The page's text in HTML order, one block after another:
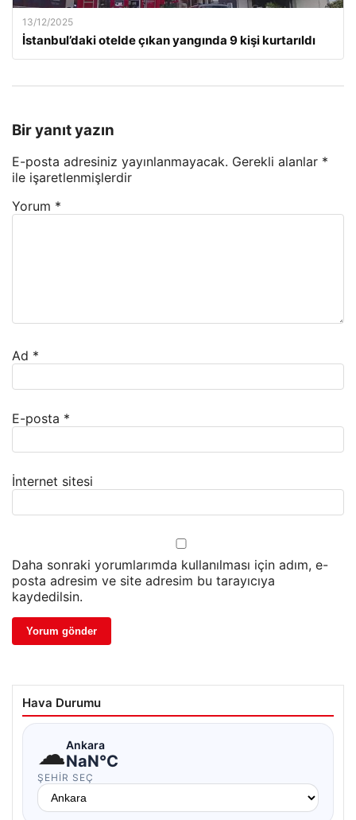
13/12/2025
İstanbul’daki otelde çıkan yangında 9 kişi kurtarıldı
Bir yanıt yazın
E-posta adresiniz yayınlanmayacak. Gerekli alanlar *
ile işaretlenmişlerdir
Yorum *
Ad *
E-posta *
İnternet sitesi
Daha sonraki yorumlarımda kullanılması için adım, e-
posta adresim ve site adresim bu tarayıcıya
kaydedilsin.
Hava Durumu
☁Ankara
NaN°C
ŞEHIR SEÇ